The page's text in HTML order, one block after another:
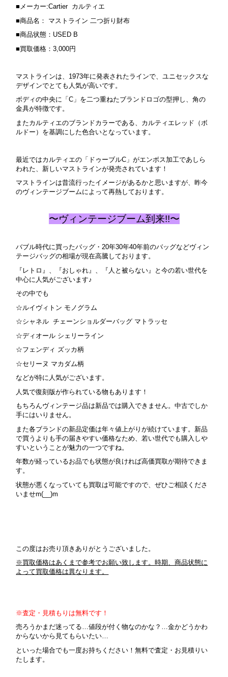
■メーカー:Cartier カルティエ
■商品名： マストライン 二つ折り財布
■商品状態：USED B
■買取価格：3,000円
マストラインは、1973年に発表されたラインで、ユニセックスな
デザインでとても人気が高いです。
ボディの中央に「C」を二つ重ねたブランドロゴの型押し、角の
金具が特徴です。
またカルティエのブランドカラーである、カルティエレッド（ボ
ルドー）を基調にした色合いとなっています。
最近ではカルティエの「ドゥーブルC」がエンボス加工であしら
われた、新しいマストラインが発売されています！
マストラインは昔流行ったイメージがあるかと思いますが、昨今
のヴィンテージブームによって再熱しております。
〜ヴィンテージブーム到来!!〜
バブル時代に買ったバッグ・20年30年40年前のバッグなどヴィン
テージバッグの相場が現在高騰しております。
『レトロ』、『おしゃれ』、『人と被らない』と今の若い世代を
中心に人気がございます♪
その中でも
☆ルイヴィトン モノグラム
☆シャネル チェーンショルダーバッグ マトラッセ
☆ディオール シェリーライン
☆フェンディ ズッカ柄
☆セリーヌ マカダム柄
などが特に人気がございます。
人気で復刻版が作られている物もあります！
もちろんヴィンテージ品は新品では購入できません。中古でしか
手にはいりません。
また各ブランドの新品定価は年々値上がりが続けています。新品
で買うよりも手の届きやすい価格なため、若い世代でも購入しや
すいということが魅力の一つですね。
年数が経っているお品でも状態が良ければ高価買取が期待できま
す。
状態が悪くなっていても買取は可能ですので、ぜひご相談くださ
いませm(__)m
この度はお売り頂きありがとうございました。
※買取価格はあくまで参考でお願い致します。時期、商品状態に
よって買取価格は異なります。
※査定・見積もりは無料です！
売ろうかまだ迷ってる…値段が付く物なのかな？…金かどうかわ
からないから見てもらいたい…
といった場合でも一度お持ちください！無料で査定・お見積りい
たします。